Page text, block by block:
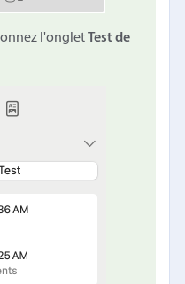
l'ongletTest de